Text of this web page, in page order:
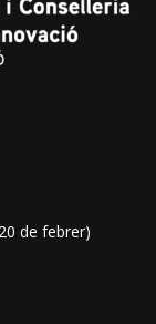
de febrer)